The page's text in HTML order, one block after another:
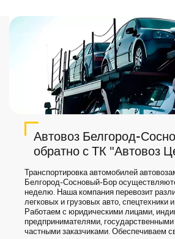
Автовоз Белгород-
обратно с ТК "Автовоз
Транспортировка автомобилей
Белгород-Сосновый-Бор
неделю. Наша компания перевозит
легковых и грузовых авто, спецтехники
Работаем с юридическими лицами,
предпринимателями, государственными
частными заказчиками. Обеспечиваем